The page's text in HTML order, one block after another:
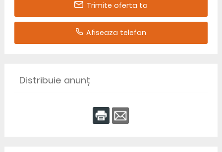
Trimite oferta ta
Afiseaza telefon
Distribuie anunț